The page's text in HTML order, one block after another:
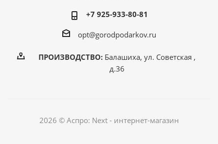
+7 925-933-80-81
opt@gorodpodarkov.ru
ПРОИЗВОДСТВО:Балашиха, ул. Советская ,
д.36
2026 © Аспро: Next - интернет-магазин